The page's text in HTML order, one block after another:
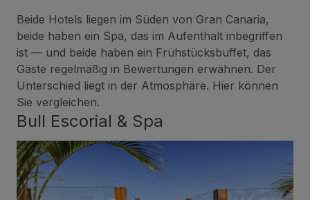
Beide Hotels liegen im Süden von Gran Canaria,
beide haben ein Spa, das im Aufenthalt inbegriffen
ist — und beide haben ein Frühstücksbuffet, das
Gäste regelmäßig in Bewertungen erwähnen. Der
Unterschied liegt in der Atmosphäre. Hier können
Sie vergleichen.
Bull Escorial & Spa